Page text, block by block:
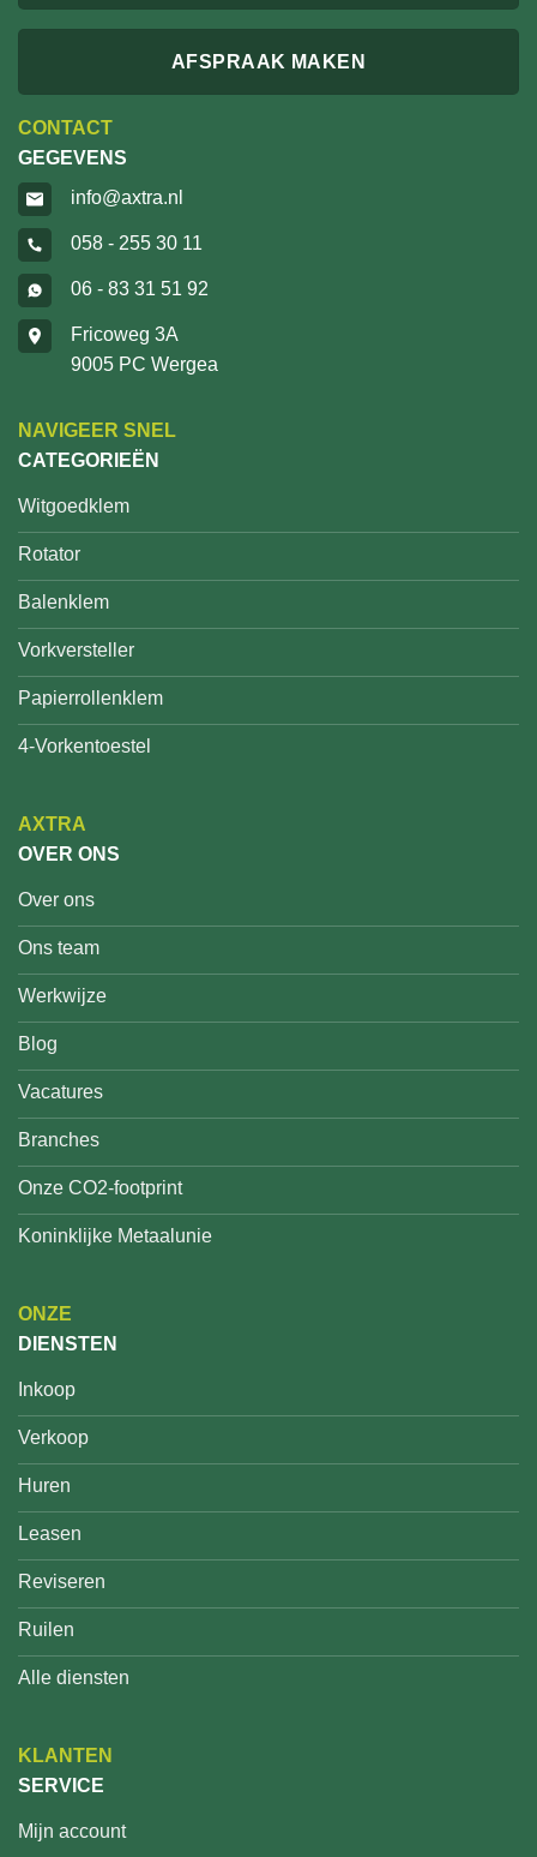
AFSPRAAK MAKEN
CONTACT
GEGEVENS
info@axtra.nl
058 - 255 30 11
06 - 83 31 51 92
Fricoweg 3A
9005 PC Wergea
NAVIGEER SNEL
CATEGORIEËN
Witgoedklem
Rotator
Balenklem
Vorkversteller
Papierrollenklem
4-Vorkentoestel
AXTRA
OVER ONS
Over ons
Ons team
Werkwijze
Blog
Vacatures
Branches
Onze CO2-footprint
Koninklijke Metaalunie
ONZE
DIENSTEN
Inkoop
Verkoop
Huren
Leasen
Reviseren
Ruilen
Alle diensten
KLANTEN
SERVICE
Mijn account